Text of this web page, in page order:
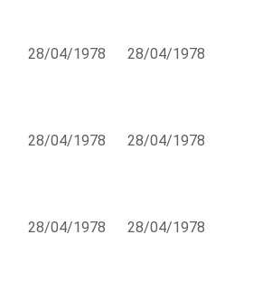
28/04/1978 28/04/1978
28/04/1978 28/04/1978
28/04/1978 28/04/1978